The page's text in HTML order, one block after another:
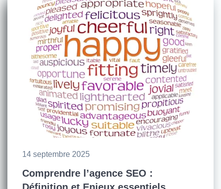
14 septembre 2025
Comprendre l’agence SEO :